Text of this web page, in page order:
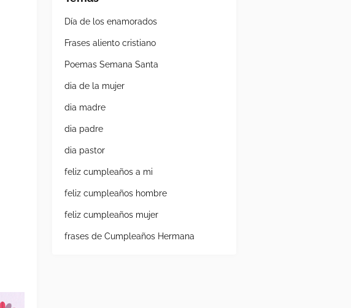
Día de los enamorados
Frases aliento cristiano
Poemas Semana Santa
dia de la mujer
dia madre
dia padre
dia pastor
feliz cumpleaños a mi
feliz cumpleaños hombre
feliz cumpleaños mujer
frases de Cumpleaños Hermana